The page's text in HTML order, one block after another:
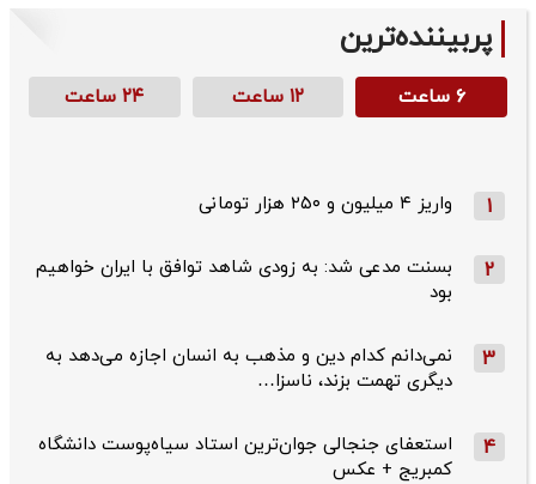
پربیننده‌ترین
۶ ساعت ۱۲ ساعت ۲۴ ساعت
1 واریز ۴ میلیون و ۲۵۰ هزار تومانی
2
بسنت مدعی شد: به زودی شاهد توافق با ایران خواهیم
بود
3
نمی‌دانم کدام دین و مذهب به انسان اجازه می‌دهد به
دیگری تهمت بزند، ناسزا…
4
استعفای جنجالی جوان‌ترین استاد سیاه‌پوست دانشگاه
کمبریج + عکس